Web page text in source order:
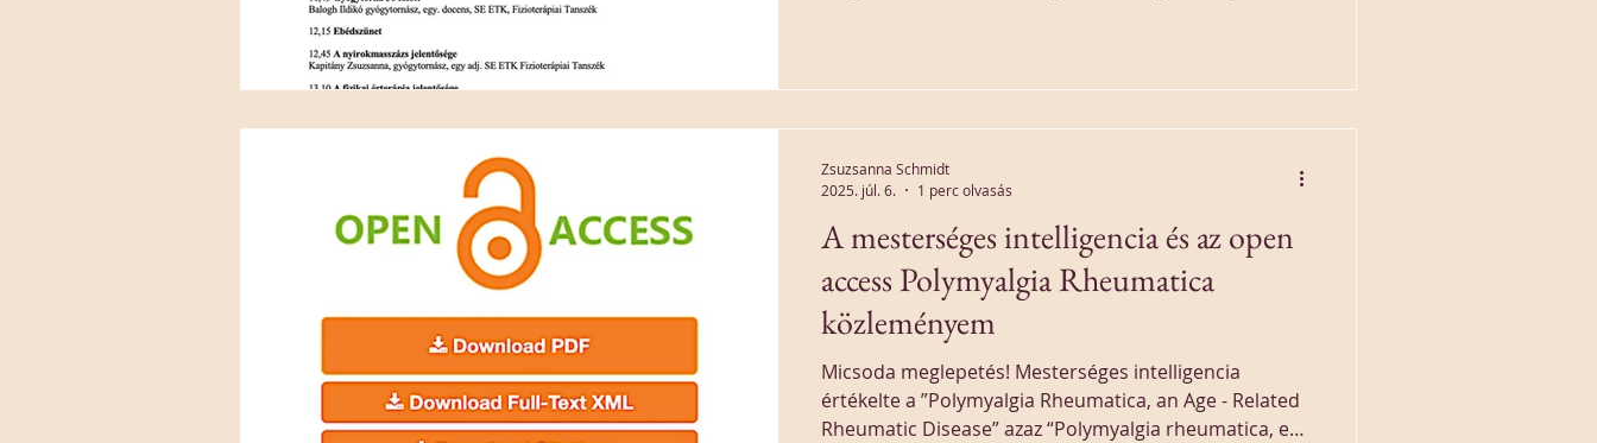
A mesterséges intelligencia és az open
access Polymyalgia Rheumatica
közleményem
Micsoda meglepetés! Mesterséges intelligencia
értékelte a ”Polymyalgia Rheumatica, an Age - Related
Rheumatic Disease” azaz “Polymyalgia rheumatica, egy
Zsuzsanna Schmidt
2025. júl. 6.
1 perc olvasás